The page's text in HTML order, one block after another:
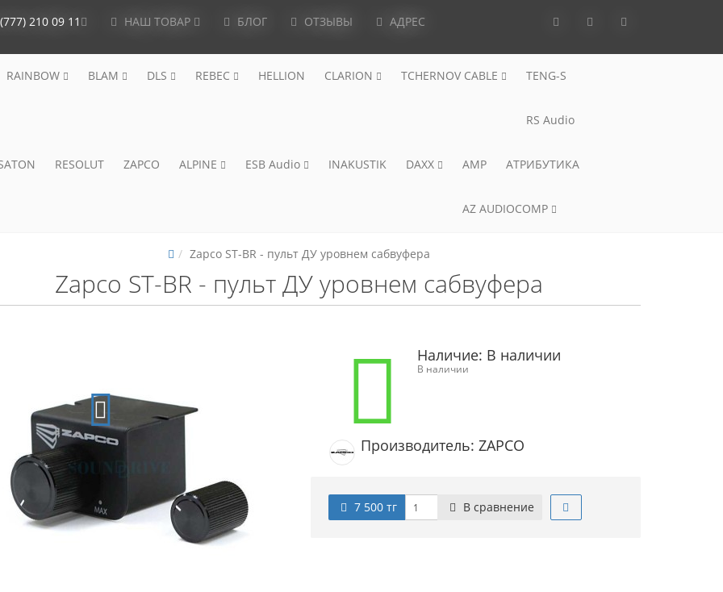
210 09 11 НАШ ТОВАР БЛОГ ОТЗЫВЫ АДРЕС
RAINBOW BLAM DLS REBEC HELLION CLARION TCHERNOV CABLE TENG-S
RS Audio
RESOLUT ZAPCO ALPINE ESB Audio INAKUSTIK DAXX AMP АТРИБУТИКА
AZ AUDIOCOMP
Zapco ST-BR - пульт ДУ уровнем сабвуфера
Zapco ST-BR - пульт ДУ уровнем сабвуфера
Наличие: В наличии
В наличии
Производитель: ZAPCO
7 500 тг В сравнение